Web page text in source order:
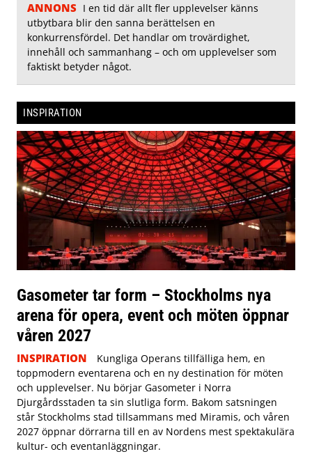
ANNONS I en tid där allt fler upplevelser känns
utbytbara blir den sanna berättelsen en
konkurrensfördel. Det handlar om trovärdighet,
innehåll och sammanhang – och om upplevelser som
faktiskt betyder något.
INSPIRATION
Gasometer tar form – Stockholms nya
arena för opera, event och möten öppnar
våren 2027
INSPIRATION
Kungliga Operans tillfälliga hem, en
toppmodern eventarena och en ny destination för möten
och upplevelser. Nu börjar Gasometer i Norra
Djurgårdsstaden ta sin slutliga form. Bakom satsningen
står Stockholms stad tillsammans med Miramis, och våren
2027 öppnar dörrarna till en av Nordens mest spektakulära
kultur- och eventanläggningar.